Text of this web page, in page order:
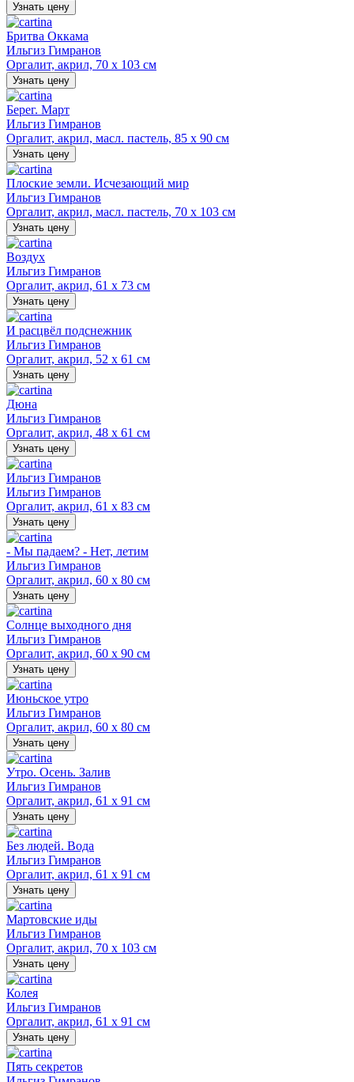
Узнать цену
Бритва Оккама
Ильгиз Гимранов
Оргалит, акрил, 70 х 103 см
Узнать цену
Берег. Март
Ильгиз Гимранов
Оргалит, акрил, масл. пастель, 85 х 90 см
Узнать цену
Плоские земли. Исчезающий мир
Ильгиз Гимранов
Оргалит, акрил, масл. пастель, 70 х 103 см
Узнать цену
Воздух
Ильгиз Гимранов
Оргалит, акрил, 61 х 73 см
Узнать цену
И расцвёл подснежник
Ильгиз Гимранов
Оргалит, акрил, 52 х 61 см
Узнать цену
Дюна
Ильгиз Гимранов
Оргалит, акрил, 48 х 61 см
Узнать цену
Ильгиз Гимранов
Ильгиз Гимранов
Оргалит, акрил, 61 х 83 см
Узнать цену
- Мы падаем? - Нет, летим
Ильгиз Гимранов
Оргалит, акрил, 60 х 80 см
Узнать цену
Солнце выходного дня
Ильгиз Гимранов
Оргалит, акрил, 60 х 90 см
Узнать цену
Июньское утро
Ильгиз Гимранов
Оргалит, акрил, 60 х 80 см
Узнать цену
Утро. Осень. Залив
Ильгиз Гимранов
Оргалит, акрил, 61 х 91 см
Узнать цену
Без людей. Вода
Ильгиз Гимранов
Оргалит, акрил, 61 х 91 см
Узнать цену
Мартовские иды
Ильгиз Гимранов
Оргалит, акрил, 70 х 103 см
Узнать цену
Колея
Ильгиз Гимранов
Оргалит, акрил, 61 х 91 см
Узнать цену
Пять секретов